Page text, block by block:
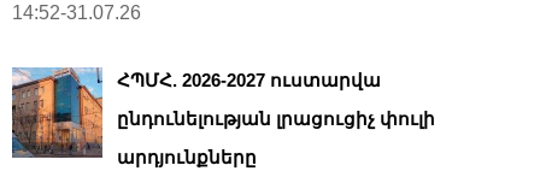
14:52-31.07.26
ՀՊՄՀ. 2026-2027 ուստարվա
ընդունելության լրացուցիչ փուլի
արդյունքները